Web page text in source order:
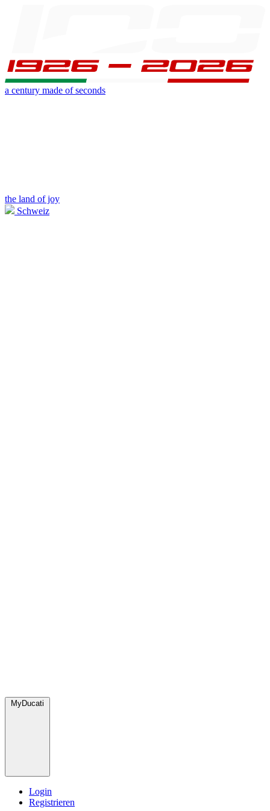
a century made of seconds
the land of joy
Schweiz
MyDucati
Login
Registrieren